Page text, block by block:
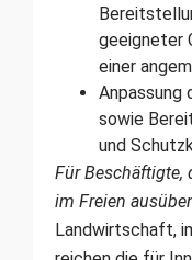
geeigneter
einer
Anpassung
sowie
und
Für Beschäftigte,
im Freien
Landwirtschaft,